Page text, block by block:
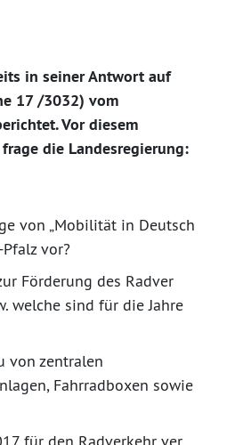
in seiner Antwort auf
17 /3032) vom
Vor diesem
die Landesregierung:
von „Mobilität in Deutsch
vor?
Förderung des Radver
welche sind für die Jahre
von zentralen
Fahrradboxen sowie